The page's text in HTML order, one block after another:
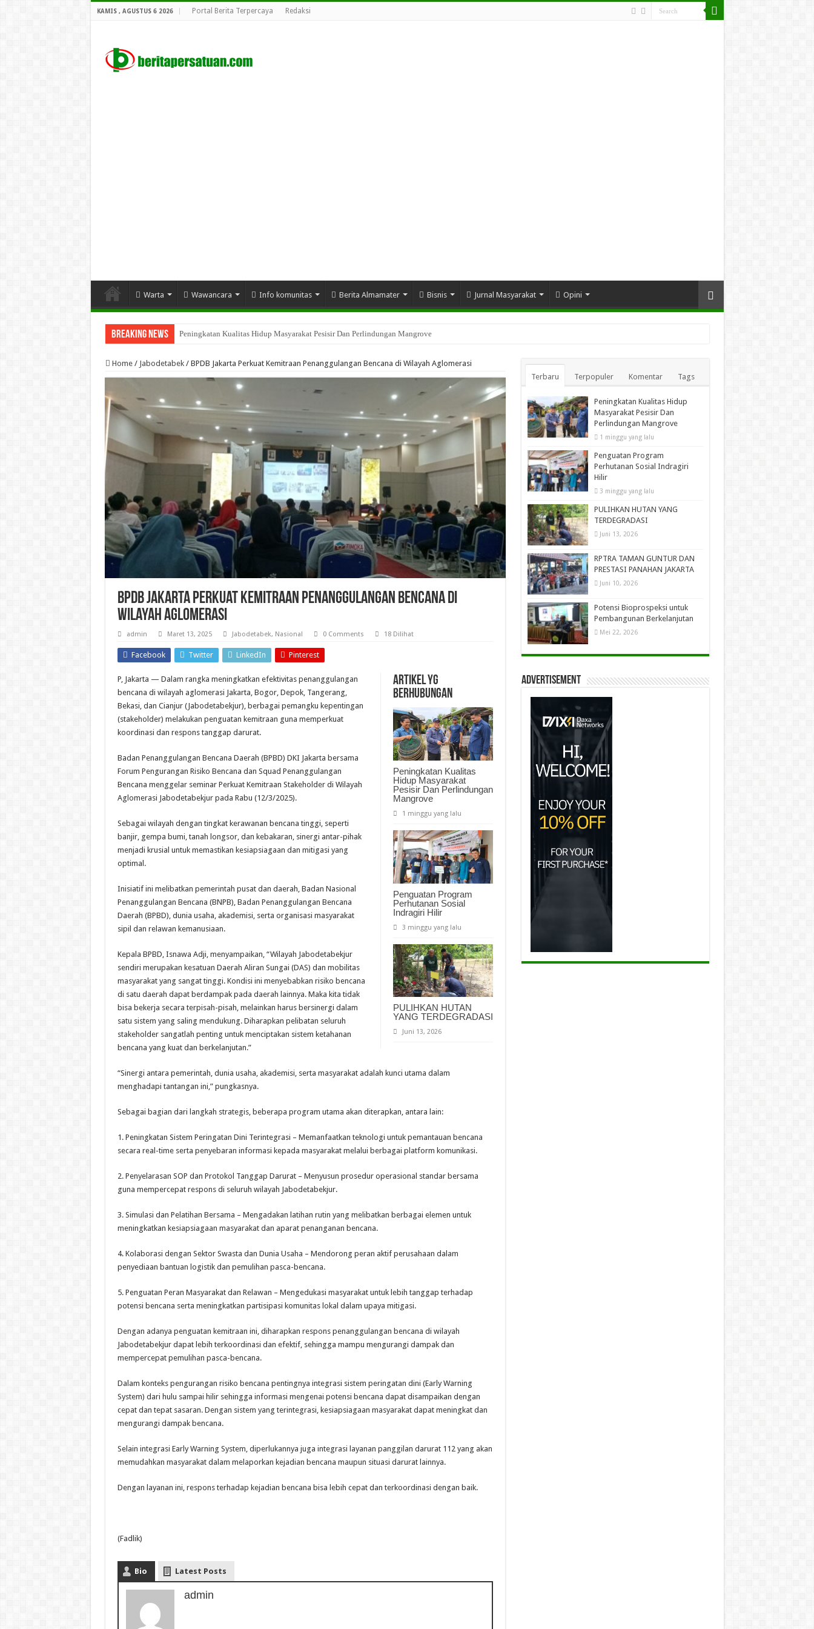
KAMIS , AGUSTUS 6 2026 Portal Berita Terpercaya Redaksi
Warta Wawancara Info komunitas Berita Almamater Bisnis Jurnal Masyarakat Opini
Breaking News Penguatan Program Perhutanan Sosial Indragiri Hilir
Home / Jabodetabek / BPDB Jakarta Perkuat Kemitraan Penanggulangan Bencana di Wilayah Aglomerasi
BPDB Jakarta Perkuat Kemitraan Penanggulangan Bencana di
Wilayah Aglomerasi
admin Maret 13, 2025 Jabodetabek, Nasional 0 Comments 18 Dilihat
Facebook Twitter LinkedIn Pinterest
Artikel yg
berhubungan
Peningkatan Kualitas
Hidup Masyarakat
Pesisir Dan Perlindungan
Mangrove
1 minggu yang lalu
Penguatan Program
Perhutanan Sosial
Indragiri Hilir
3 minggu yang lalu
PULIHKAN HUTAN
YANG TERDEGRADASI
Juni 13, 2026
P, Jakarta — Dalam rangka meningkatkan efektivitas penanggulangan
bencana di wilayah aglomerasi Jakarta, Bogor, Depok, Tangerang,
Bekasi, dan Cianjur (Jabodetabekjur), berbagai pemangku kepentingan
(stakeholder) melakukan penguatan kemitraan guna memperkuat
koordinasi dan respons tanggap darurat.
Badan Penanggulangan Bencana Daerah (BPBD) DKI Jakarta bersama
Forum Pengurangan Risiko Bencana dan Squad Penanggulangan
Bencana menggelar seminar Perkuat Kemitraan Stakeholder di Wilayah
Aglomerasi Jabodetabekjur pada Rabu (12/3/2025).
Sebagai wilayah dengan tingkat kerawanan bencana tinggi, seperti
banjir, gempa bumi, tanah longsor, dan kebakaran, sinergi antar-pihak
menjadi krusial untuk memastikan kesiapsiagaan dan mitigasi yang
optimal.
Inisiatif ini melibatkan pemerintah pusat dan daerah, Badan Nasional
Penanggulangan Bencana (BNPB), Badan Penanggulangan Bencana
Daerah (BPBD), dunia usaha, akademisi, serta organisasi masyarakat
sipil dan relawan kemanusiaan.
Kepala BPBD, Isnawa Adji, menyampaikan, “Wilayah Jabodetabekjur
sendiri merupakan kesatuan Daerah Aliran Sungai (DAS) dan mobilitas
masyarakat yang sangat tinggi. Kondisi ini menyebabkan risiko bencana
di satu daerah dapat berdampak pada daerah lainnya. Maka kita tidak
bisa bekerja secara terpisah-pisah, melainkan harus bersinergi dalam
satu sistem yang saling mendukung. Diharapkan pelibatan seluruh
stakeholder sangatlah penting untuk menciptakan sistem ketahanan
bencana yang kuat dan berkelanjutan.”
“Sinergi antara pemerintah, dunia usaha, akademisi, serta masyarakat adalah kunci utama dalam
menghadapi tantangan ini,” pungkasnya.
Sebagai bagian dari langkah strategis, beberapa program utama akan diterapkan, antara lain:
1. Peningkatan Sistem Peringatan Dini Terintegrasi – Memanfaatkan teknologi untuk pemantauan bencana
secara real-time serta penyebaran informasi kepada masyarakat melalui berbagai platform komunikasi.
2. Penyelarasan SOP dan Protokol Tanggap Darurat – Menyusun prosedur operasional standar bersama
guna mempercepat respons di seluruh wilayah Jabodetabekjur.
3. Simulasi dan Pelatihan Bersama – Mengadakan latihan rutin yang melibatkan berbagai elemen untuk
meningkatkan kesiapsiagaan masyarakat dan aparat penanganan bencana.
4. Kolaborasi dengan Sektor Swasta dan Dunia Usaha – Mendorong peran aktif perusahaan dalam
penyediaan bantuan logistik dan pemulihan pasca-bencana.
5. Penguatan Peran Masyarakat dan Relawan – Mengedukasi masyarakat untuk lebih tanggap terhadap
potensi bencana serta meningkatkan partisipasi komunitas lokal dalam upaya mitigasi.
Dengan adanya penguatan kemitraan ini, diharapkan respons penanggulangan bencana di wilayah
Jabodetabekjur dapat lebih terkoordinasi dan efektif, sehingga mampu mengurangi dampak dan
mempercepat pemulihan pasca-bencana.
Dalam konteks pengurangan risiko bencana pentingnya integrasi sistem peringatan dini (Early Warning
System) dari hulu sampai hilir sehingga informasi mengenai potensi bencana dapat disampaikan dengan
cepat dan tepat sasaran. Dengan sistem yang terintegrasi, kesiapsiagaan masyarakat dapat meningkat dan
mengurangi dampak bencana.
Selain integrasi Early Warning System, diperlukannya juga integrasi layanan panggilan darurat 112 yang akan
memudahkan masyarakat dalam melaporkan kejadian bencana maupun situasi darurat lainnya.
Dengan layanan ini, respons terhadap kejadian bencana bisa lebih cepat dan terkoordinasi dengan baik.
(Fadlik)
Bio Latest Posts
admin
Terbaru Terpopuler Komentar Tags
Peningkatan Kualitas Hidup
Masyarakat Pesisir Dan
Perlindungan Mangrove
1 minggu yang lalu
Penguatan Program
Perhutanan Sosial Indragiri
Hilir
3 minggu yang lalu
PULIHKAN HUTAN YANG
TERDEGRADASI
Juni 13, 2026
RPTRA TAMAN GUNTUR DAN
PRESTASI PANAHAN JAKARTA
Juni 10, 2026
Potensi Bioprospeksi untuk
Pembangunan Berkelanjutan
Mei 22, 2026
Advertisement